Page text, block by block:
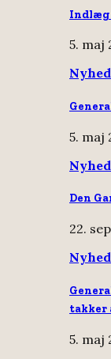
Indlæg
5. maj
5. maj
Den
22.
takker
5. maj